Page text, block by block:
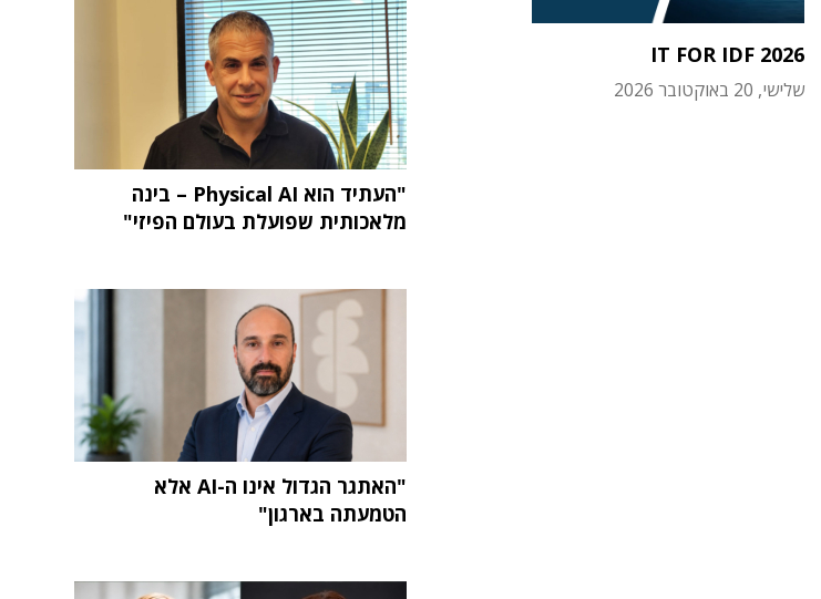
IT FOR IDF 2026
שלישי, 20 באוקטובר 2026
"העתיד הוא Physical AI – בינה
מלאכותית שפועלת בעולם הפיזי"
"האתגר הגדול אינו ה-AI אלא
הטמעתה בארגון"